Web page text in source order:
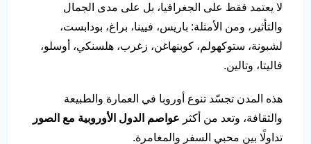
لا يعتمد فقط على الجغرافيا، بل على مدى الجمال
والتأثير، ومن الأمثلة: باريس، فيينا، براغ، بودابست،
لشبونة، ستوكهولم، كوبنهاغن، زغرب، هلسنكي، أوسلو،
فاليتا، وتالين.
هذه المدن تجسّد تنوع أوروبا في العمارة والطبيعة
والثقافة، وتعد من أكثر عواصم الدول الأوروبية مع الصور
تداولًا بين محبي السفر والمغامرة.